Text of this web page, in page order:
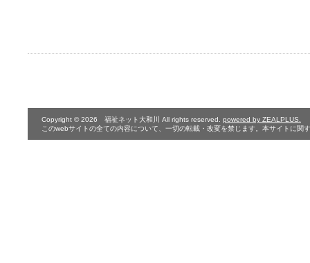
Copyright © 2026 福祉ネット大和川 All rights reserved. powered by ZEALPLUS.
このwebサイトの全ての内容について、一切の転載・改変を禁じます。本サイトに関